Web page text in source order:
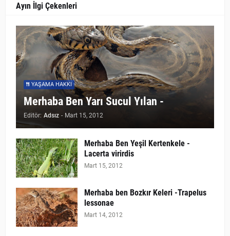
Ayın İlgi Çekenleri
YAŞAMA HAKKI
Merhaba Ben Yarı Sucul Yılan -
Editör: Adsız - Mart 15, 2012
Merhaba Ben Yeşil Kertenkele -
Lacerta virirdis
Mart 15, 2012
Merhaba ben Bozkır Keleri -Trapelus
lessonae
Mart 14, 2012